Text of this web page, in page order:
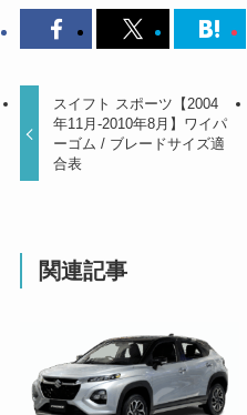
スイフト スポーツ【2004
年11月-2010年8月】ワイパ
ーゴム / ブレードサイズ適
合表
関連記事